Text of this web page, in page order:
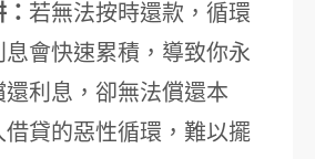
若無法按時還款，循環
息會快速累積，導致你永
還利息，卻無法償還本
借貸的惡性循環，難以擺